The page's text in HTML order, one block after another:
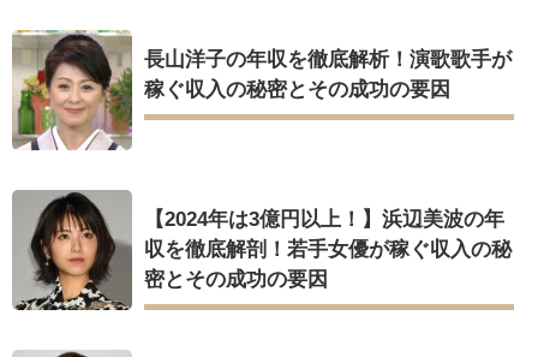
長山洋子の年収を徹底解析！演歌歌手が
稼ぐ収入の秘密とその成功の要因
【2024年は3億円以上！】浜辺美波の年
収を徹底解剖！若手女優が稼ぐ収入の秘
密とその成功の要因